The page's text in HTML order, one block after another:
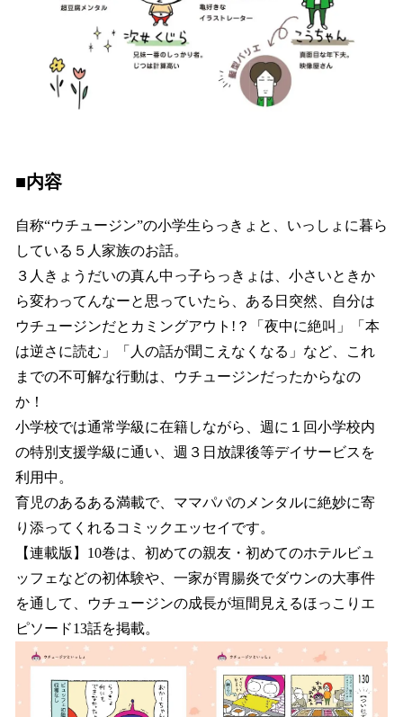
■内容
自称“ウチュージン”の小学生らっきょと、いっしょに暮ら
している５人家族のお話。
３人きょうだいの真ん中っ子らっきょは、小さいときか
ら変わってんなーと思っていたら、ある日突然、自分は
ウチュージンだとカミングアウト!？「夜中に絶叫」「本
は逆さに読む」「人の話が聞こえなくなる」など、これ
までの不可解な行動は、ウチュージンだったからなの
か！
小学校では通常学級に在籍しながら、週に１回小学校内
の特別支援学級に通い、週３日放課後等デイサービスを
利用中。
育児のあるある満載で、ママパパのメンタルに絶妙に寄
り添ってくれるコミックエッセイです。
【連載版】10巻は、初めての親友・初めてのホテルビュ
ッフェなどの初体験や、一家が胃腸炎でダウンの大事件
を通して、ウチュージンの成長が垣間見えるほっこりエ
ピソード13話を掲載。